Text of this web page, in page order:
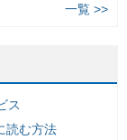
一覧 >>
ス
読む方法